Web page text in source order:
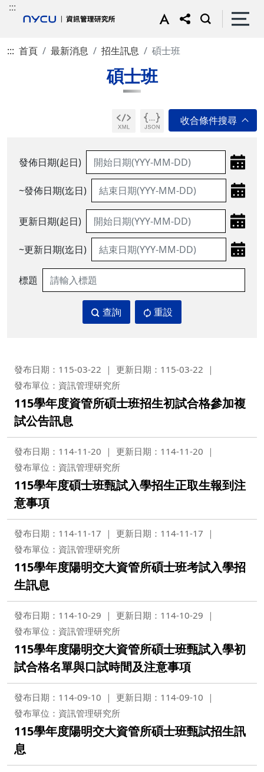
:::
::: 首頁 最新消息 招生訊息 碩士班
碩士班
發佈日期(起日)
~發佈日期(迄日)
更新日期(起日)
~更新日期(迄日)
標題
查詢 重設
發布日期：115-03-22
更新日期：115-03-22
發布單位：資訊管理研究所
115學年度資管所碩士班招生初試合格參加複
試公告訊息
發布日期：114-11-20
更新日期：114-11-20
發布單位：資訊管理研究所
115學年度碩士班甄試入學招生正取生報到注
意事項
發布日期：114-11-17
更新日期：114-11-17
發布單位：資訊管理研究所
115學年度陽明交大資管所碩士班考試入學招
生訊息
發布日期：114-10-29
更新日期：114-10-29
發布單位：資訊管理研究所
115學年度陽明交大資管所碩士班甄試入學初
試合格名單與口試時間及注意事項
發布日期：114-09-10
更新日期：114-09-10
發布單位：資訊管理研究所
115學年度陽明交大資管所碩士班甄試招生訊
息